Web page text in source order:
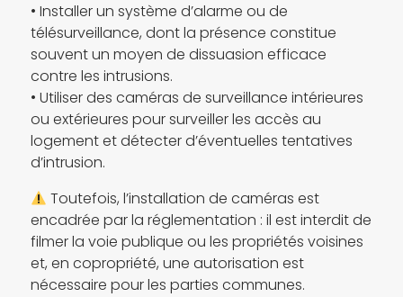
• Installer un système d’alarme ou de
télésurveillance, dont la présence constitue
souvent un moyen de dissuasion efficace
contre les intrusions.
• Utiliser des caméras de surveillance intérieures
ou extérieures pour surveiller les accès au
logement et détecter d’éventuelles tentatives
d’intrusion.
Toutefois, l’installation de caméras est
encadrée par la réglementation : il est interdit de
filmer la voie publique ou les propriétés voisines
et, en copropriété, une autorisation est
nécessaire pour les parties communes.